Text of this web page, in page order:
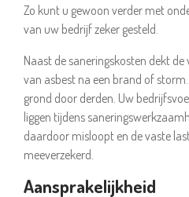
Zo kunt u gewoon verder met
van uw bedrijf zeker gesteld.
Naast de saneringskosten dekt
van asbest na een brand of
grond door derden. Uw
liggen tijdens
daardoor misloopt en de vaste
meeverzekerd.
Aansprakelijkheid